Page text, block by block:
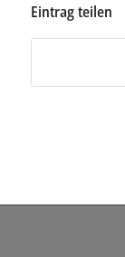
Eintrag teilen